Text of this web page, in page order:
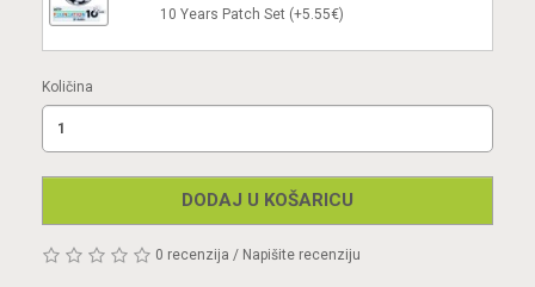
10 Years Patch Set (+5.55€)
Količina
DODAJ U KOŠARICU
0 recenzija / Napišite recenziju